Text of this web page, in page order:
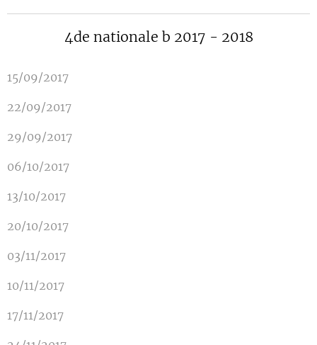
4de nationale b 2017 - 2018
15/09/2017
22/09/2017
29/09/2017
06/10/2017
13/10/2017
20/10/2017
03/11/2017
10/11/2017
17/11/2017